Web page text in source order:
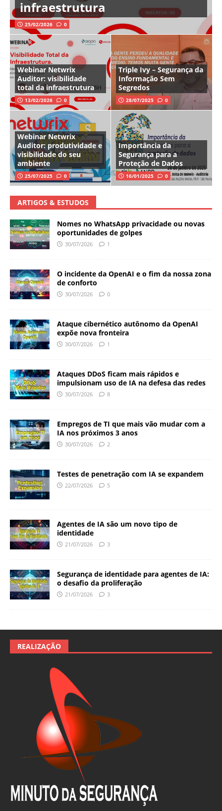
infraestrutura
25/02/2026 0
Webinar Netwrix
Auditor: visibilidade
total da infraestrutura
13/02/2026 0
Triple Ivy – Segurança da
Informação Sem
Segredos
28/07/2025 0
Webinar Netwrix
Auditor: produtividade e
visibilidade do seu
ambiente
25/07/2025 0
Importância da
Segurança para a
Proteção de Dados
16/01/2025 0
ARTIGOS & ESTUDOS
Nomes no WhatsApp privacidade ou novas
oportunidades de golpes
30/07/2026 1
O incidente da OpenAI e o fim da nossa zona
de conforto
30/07/2026 0
Ataque cibernético autônomo da OpenAI
expõe nova fronteira
30/07/2026 1
Ataques DDoS ficam mais rápidos e
impulsionam uso de IA na defesa das redes
30/07/2026 8
Empregos de TI que mais vão mudar com a
IA nos próximos 3 anos
30/07/2026 2
Testes de penetração com IA se expandem
22/07/2026 5
Agentes de IA são um novo tipo de
identidade
21/07/2026 3
Segurança de identidade para agentes de IA:
o desafio da proliferação
21/07/2026 3
REALIZAÇÃO